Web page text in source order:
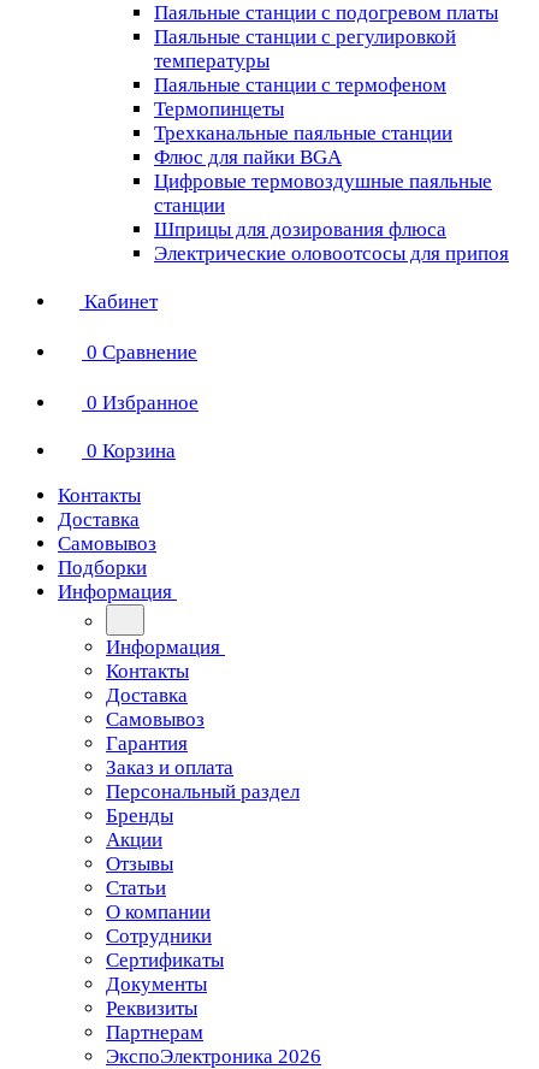
Паяльные станции с подогревом платы
Паяльные станции с регулировкой
температуры
Паяльные станции с термофеном
Термопинцеты
Трехканальные паяльные станции
Флюс для пайки BGA
Цифровые термовоздушные паяльные
станции
Шприцы для дозирования флюса
Электрические оловоотсосы для припоя
Кабинет
0 Сравнение
0 Избранное
0 Корзина
Контакты
Доставка
Самовывоз
Подборки
Информация
Информация
Контакты
Доставка
Самовывоз
Гарантия
Заказ и оплата
Персональный раздел
Бренды
Акции
Отзывы
Статьи
О компании
Сотрудники
Сертификаты
Документы
Реквизиты
Партнерам
ЭкспоЭлектроника 2026